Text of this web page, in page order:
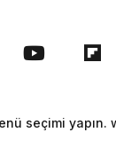
seçimi yapın.